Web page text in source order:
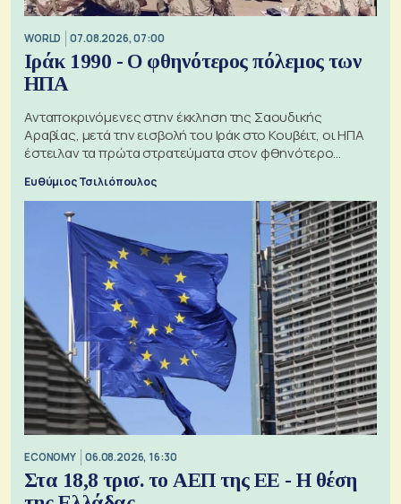
WORLD 07.08.2026, 07:00
Ιράκ 1990 - Ο φθηνότερος πόλεμος των
ΗΠΑ
Ανταποκρινόμενες στην έκκληση της Σαουδικής
Αραβίας, μετά την εισβολή του Ιράκ στο Κουβέιτ, οι ΗΠΑ
έστειλαν τα πρώτα στρατεύματα στον φθηνότερο
πόλεμο της ιστορίας τους
Ευθύμιος Τσιλιόπουλος
ECONOMY 06.08.2026, 16:30
Στα 18,8 τρισ. το ΑΕΠ της ΕΕ - Η θέση